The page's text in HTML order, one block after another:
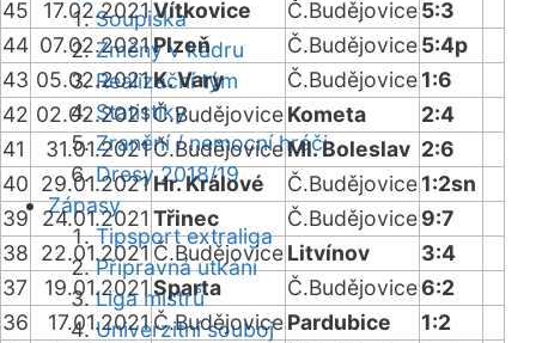
Soupiska
Změny v kádru
Realizační tým
Statistiky
Zranění / nemocní hráči
Dresy 2018/19
Zápasy
Tipsport extraliga
Přípravná utkání
Liga mistrů
Univerzitní souboj
45
17.02.2021Vítkovice Č.Budějovice5:3
44 07.02.2021Plzeň Č.Budějovice5:4p
43 05.02.2021K. Vary Č.Budějovice1:6
42 02.02.2021Č.BudějoviceKometa
2:4
41
31.01.2021Č.BudějoviceMl. Boleslav 2:6
40 29.01.2021Hr. Králové Č.Budějovice1:2sn
39 24.01.2021 Třinec Č.Budějovice9:7
38 22.01.2021 Č.BudějoviceLitvínov
3:4
37
19.01.2021 Sparta Č.Budějovice6:2
36
17.01.2021Č.BudějovicePardubice
1:2